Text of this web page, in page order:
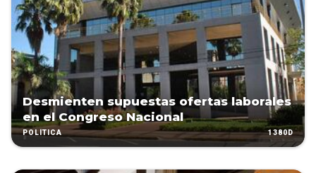
Desmienten supuestas ofertas laborales
en el Congreso Nacional
POLÍTICA 1380D